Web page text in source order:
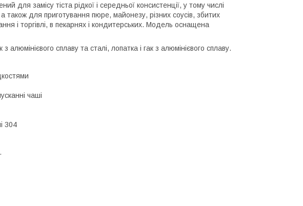
для замісу тіста рідкої і середньої консистенції, у тому числі
а також для приготування пюре, майонезу, різних соусів, збитих
і торгівлі, в пекарнях і кондитерських. Модель оснащена
алюмінієвого сплаву та сталі, лопатка і гак з алюмінієвого сплаву.
чаші
304